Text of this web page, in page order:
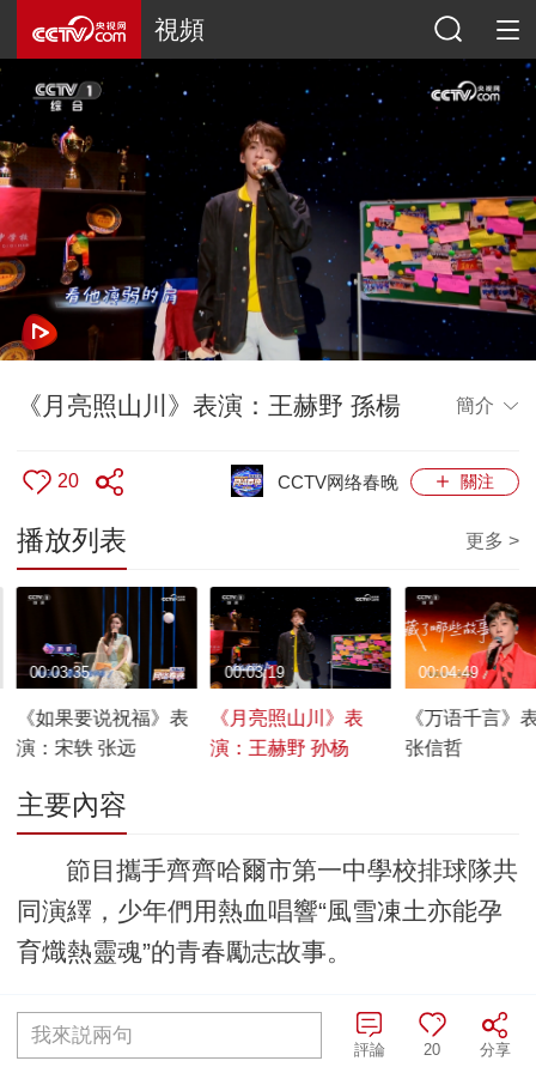
視頻
《月亮照山川》表演：王赫野 孫楊 簡介
20 關注
CCTV网络春晚
播放列表 更多 >
《如果要说祝福》表
演：宋轶 张远
00:03:35
《月亮照山川》表
演：王赫野 孙杨
00:03:19
《万语千言》
张信哲
00:04:49
主要內容
節目攜手齊齊哈爾市第一中學校排球隊共
同演繹，少年們用熱血唱響“風雪凍土亦能孕
育熾熱靈魂”的青春勵志故事。
編輯：劉登亮 責任編輯：王佐亞
我來説兩句
分享
20
評論